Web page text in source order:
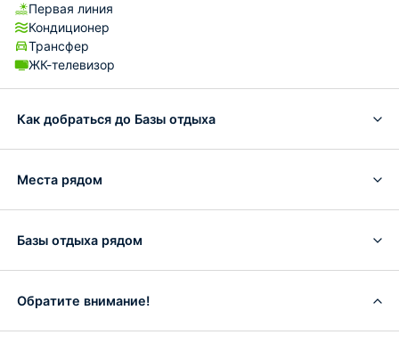
Первая линия
Кондиционер
Трансфер
ЖК-телевизор
Как добраться до Базы отдыха
Места рядом
Базы отдыха рядом
Обратите внимание!